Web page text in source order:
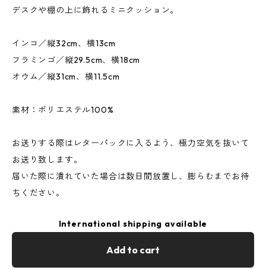
デスクや棚の上に飾れるミニクッション。
インコ／縦32cm、横13cm
フラミンゴ／縦29.5cm、横18cm
オウム／縦31cm、横11.5cm
素材：ポリエステル100%
お送りする際はレターパックに入るよう、極力空気を抜いて
お送り致します。
届いた際に潰れていた場合は数日間放置し、膨らむまでお待
ちください。
International shipping available
Add to cart